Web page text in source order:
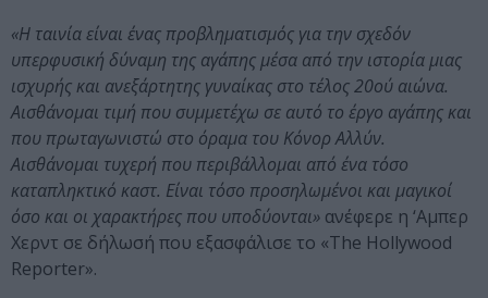
«Η ταινία είναι ένας προβληματισμός για την σχεδόν
υπερφυσική δύναμη της αγάπης μέσα από την ιστορία μιας
ισχυρής και ανεξάρτητης γυναίκας στο τέλος 20ού αιώνα.
Αισθάνομαι τιμή που συμμετέχω σε αυτό το έργο αγάπης και
που πρωταγωνιστώ στο όραμα του Κόνορ Αλλύν.
Αισθάνομαι τυχερή που περιβάλλομαι από ένα τόσο
καταπληκτικό καστ. Είναι τόσο προσηλωμένοι και μαγικοί
όσο και οι χαρακτήρες που υποδύονται» ανέφερε η ‘Αμπερ
Χερντ σε δήλωσή που εξασφάλισε το «The Hollywood
Reporter».